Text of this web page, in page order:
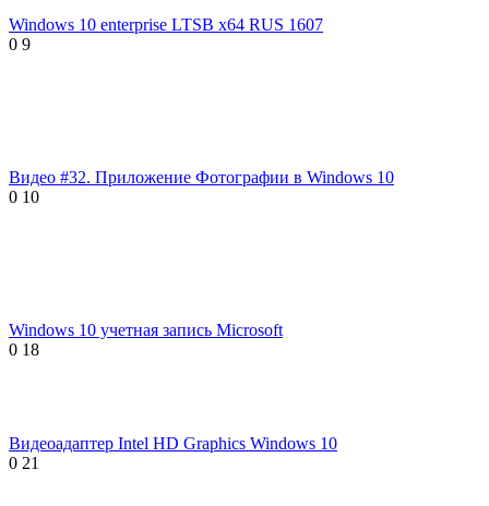
Windows 10 enterprise LTSB x64 RUS 1607
0 9
Видео #32. Приложение Фотографии в Windows 10
0 10
Windows 10 учетная запись Microsoft
0 18
Видеоадаптер Intel HD Graphics Windows 10
0 21